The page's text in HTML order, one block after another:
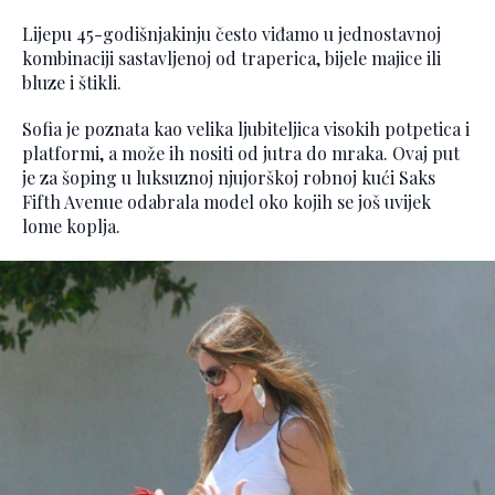
Lijepu 45-godišnjakinju često viđamo u jednostavnoj
kombinaciji sastavljenoj od traperica, bijele majice ili
bluze i štikli.
Sofia je poznata kao velika ljubiteljica visokih potpetica i
platformi, a može ih nositi od jutra do mraka. Ovaj put
je za šoping u luksuznoj njujorškoj robnoj kući Saks
Fifth Avenue odabrala model oko kojih se još uvijek
lome koplja.